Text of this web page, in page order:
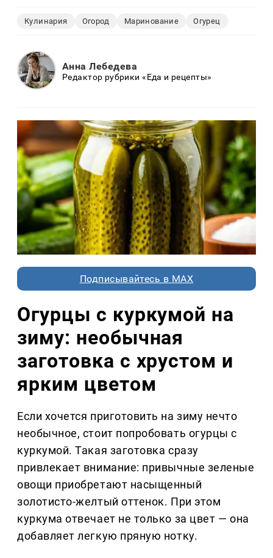
Кулинария Огород Маринование Огурец
Анна Лебедева
Редактор рубрики «Еда и рецепты»
Подписывайтесь в MAX
Огурцы с куркумой на
зиму: необычная
заготовка с хрустом и
ярким цветом
Если хочется приготовить на зиму нечто
необычное, стоит попробовать огурцы с
куркумой. Такая заготовка сразу
привлекает внимание: привычные зеленые
овощи приобретают насыщенный
золотисто-желтый оттенок. При этом
куркума отвечает не только за цвет — она
добавляет легкую пряную нотку.